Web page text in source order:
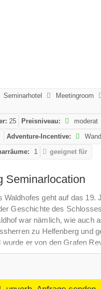
Seminarhotel Meetingroom
25 Preisniveau:
moderat
Adventure-Incentive:
1 geeignet für
Seminarlocation
Waldhofes geht auf das 19.
Geschichte des
war nämlich, wie auch
zu Helfenberg und
er von den Grafen
Jahre später ging er an eine
anschließend mehrmals die